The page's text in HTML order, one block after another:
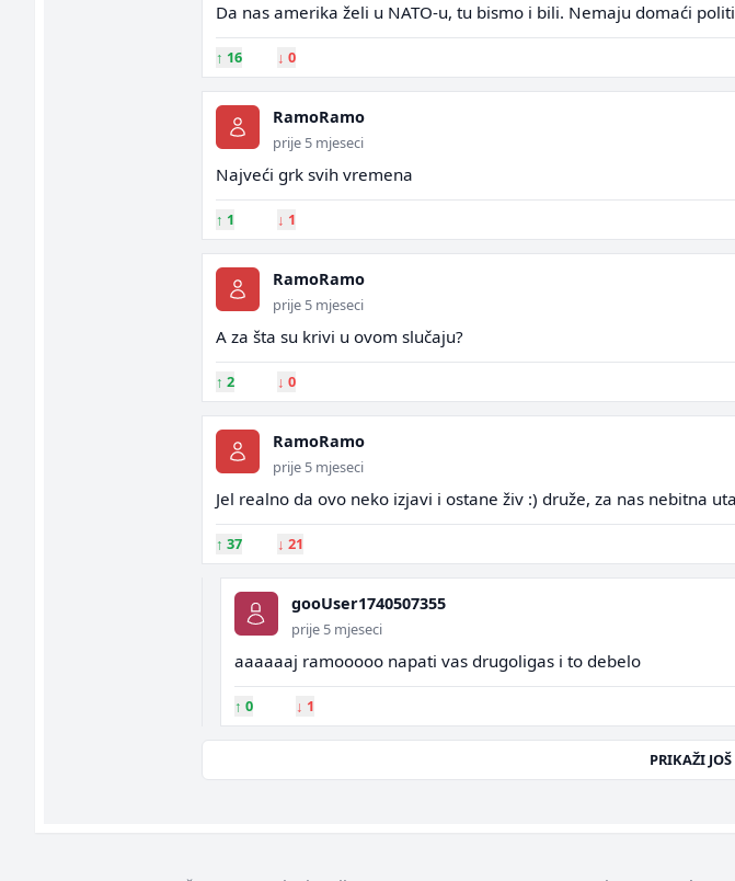
Da nas amerika želi u NATO-u, tu bismo i bili. Nemaju domaći
↑ 16 ↓ 0
RamoRamo
prije 5 mjeseci
Najveći grk svih vremena
↑ 1 ↓ 1
RamoRamo
prije 5 mjeseci
A za šta su krivi u ovom slučaju?
↑ 2 ↓ 0
RamoRamo
prije 5 mjeseci
Jel realno da ovo neko izjavi i ostane živ :) druže, za nas nebitna
↑ 37 ↓ 21
gooUser1740507355
prije 5 mjeseci
aaaaaaj ramooooo napati vas drugoligas i to debelo
↑ 0 ↓ 1
PRIKAŽI